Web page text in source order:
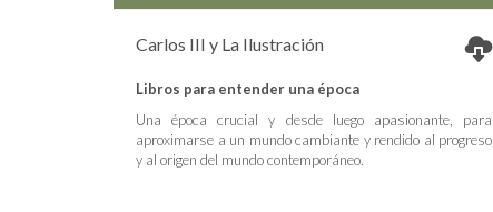
Carlos III y La Ilustración
Libros para entender una época
Una época crucial y desde luego apasionante, para
aproximarse a un mundo cambiante y rendido al progreso
y al origen del mundo contemporáneo.